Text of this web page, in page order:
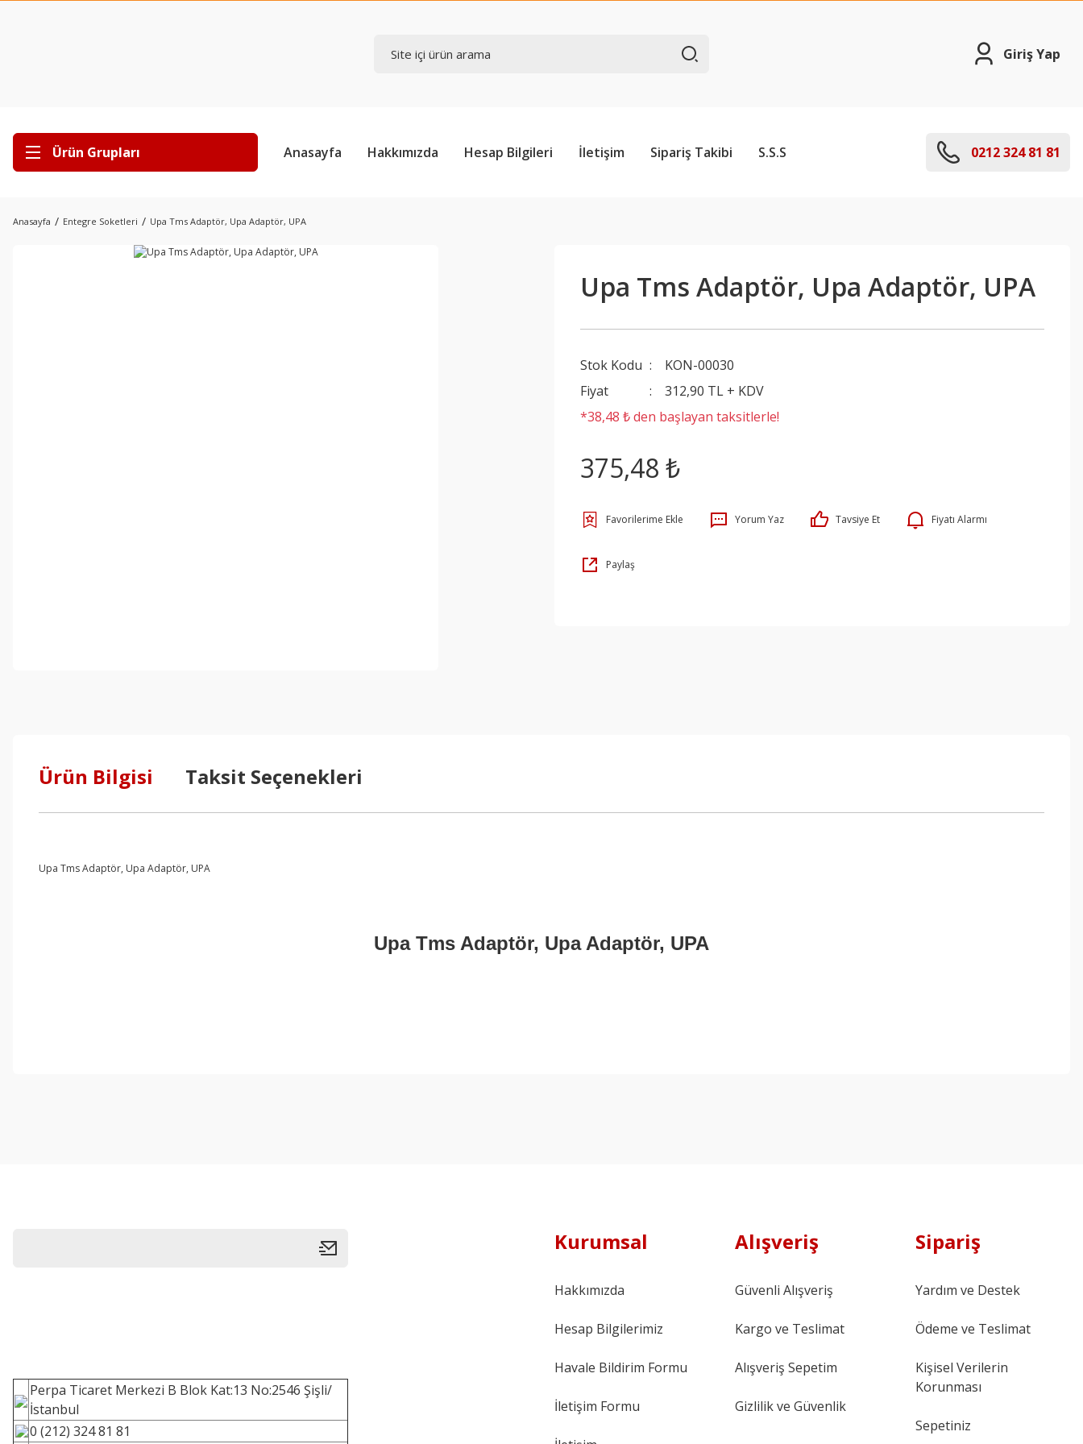
Giriş Yap
Ürün Grupları Anasayfa Hakkımızda Hesap Bilgileri İletişim Sipariş Takibi S.S.S 0212 324 81 81
Anasayfa Entegre Soketleri Upa Tms Adaptör, Upa Adaptör, UPA
Upa Tms Adaptör, Upa Adaptör, UPA
Stok Kodu
KON-00030
Fiyat
312,90 TL + KDV
*38,48 ₺ den başlayan taksitlerle!
375,48 ₺
Yorum Yaz Tavsiye Et Fiyatı Alarmı
Paylaş
Ürün Bilgisi Taksit Seçenekleri
Upa Tms Adaptör, Upa Adaptör, UPA
Upa Tms Adaptör, Upa Adaptör, UPA
Perpa Ticaret Merkezi B Blok Kat:13 No:2546 Şişli/
İstanbul
0 (212) 324 81 81
Kurumsal
Hakkımızda
Hesap Bilgilerimiz
Havale Bildirim Formu
İletişim Formu
Alışveriş
Güvenli Alışveriş
Kargo ve Teslimat
Alışveriş Sepetim
Gizlilik ve Güvenlik
Sipariş
Yardım ve Destek
Ödeme ve Teslimat
Kişisel Verilerin
Korunması
Sepetiniz